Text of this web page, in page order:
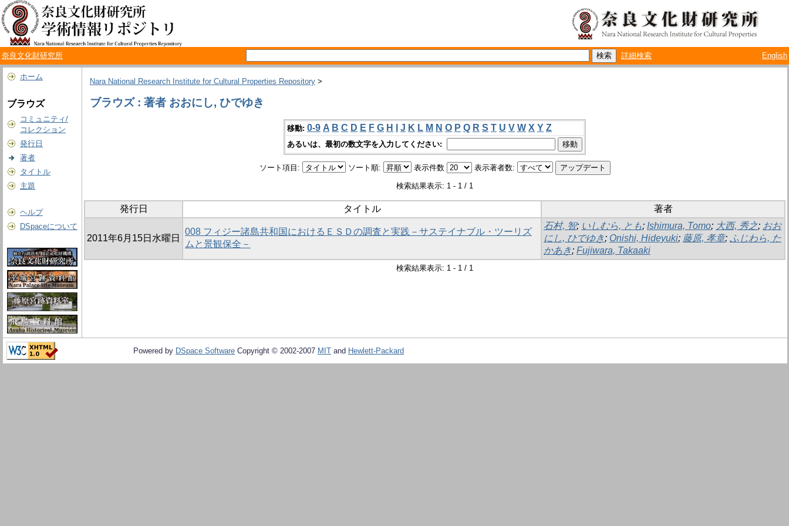
奈良文化財研究所 詳細検索 English
ホーム
ブラウズ
コミュニティ/
コレクション
発行日
著者
タイトル
主題
ヘルプ
DSpaceについて
Nara National Research Institute for Cultural Properties Repository >
ブラウズ : 著者 おおにし, ひでゆき
移動: 0-9 A B C D E F G H J K L M N O P Q R S T U V W X Y Z
あるいは、最初の数文字を入力してください:
ソート項目: ソート順: 表示件数 表示著者数:
検索結果表示: 1 - 1 / 1
発行日 タイトル 著者
2011年6月15日水曜日
008 フィジー諸島共和国におけるＥＳＤの調査と実践－サステイナブル・ツーリズ
ムと景観保全－
石村, 智; いしむら, とも; Ishimura, Tomo; 大西, 秀之; おお
にし, ひでゆき; Onishi, Hideyuki; 藤原, 孝章; ふじわら, た
かあき; Fujiwara, Takaaki
検索結果表示: 1 - 1 / 1
Powered by DSpace Software Copyright © 2002-2007 MIT and Hewlett-Packard